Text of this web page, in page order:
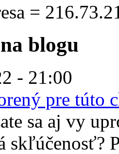
=
blogu
- 21:00
pre túto
sa aj vy
skľúčenosť?